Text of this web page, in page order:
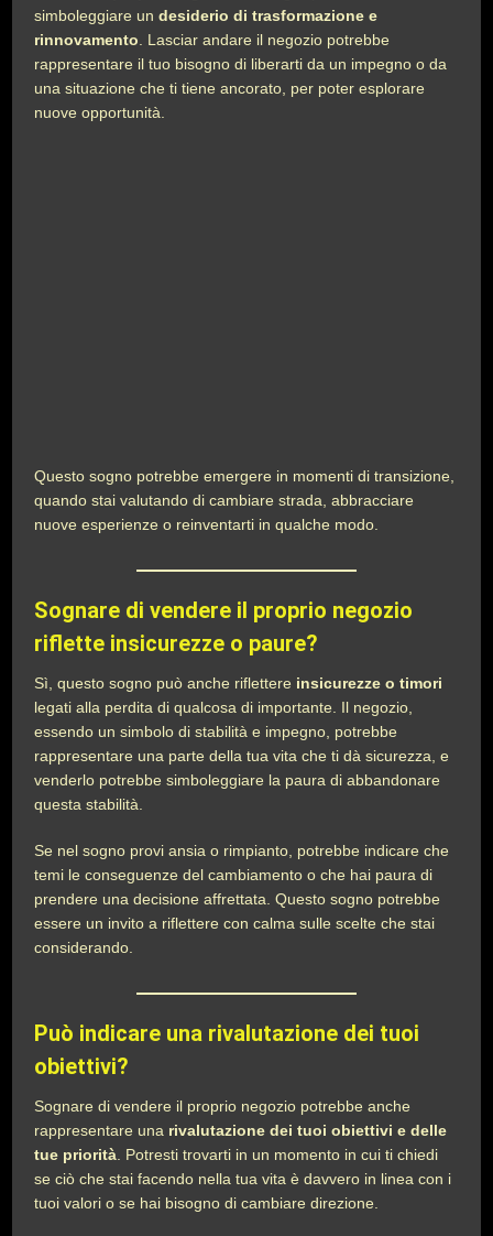
simboleggiare undesiderio di trasformazione e
rinnovamento . Lasciar andare il negozio potrebbe
rappresentare il tuo bisogno di liberarti da un impegno o da
una situazione che ti tiene ancorato, per poter esplorare
nuove opportunità.
Questo sogno potrebbe emergere in momenti di transizione,
quando stai valutando di cambiare strada, abbracciare
nuove esperienze o reinventarti in qualche modo.
Sognare di vendere il proprio negozio
riflette insicurezze o paure?
Sì, questo sogno può anche riflettere insicurezze o timori
legati alla perdita di qualcosa di importante. Il negozio,
essendo un simbolo di stabilità e impegno, potrebbe
rappresentare una parte della tua vita che ti dà sicurezza, e
venderlo potrebbe simboleggiare la paura di abbandonare
questa stabilità.
Se nel sogno provi ansia o rimpianto, potrebbe indicare che
temi le conseguenze del cambiamento o che hai paura di
prendere una decisione affrettata. Questo sogno potrebbe
essere un invito a riflettere con calma sulle scelte che stai
considerando.
Può indicare una rivalutazione dei tuoi
obiettivi?
Sognare di vendere il proprio negozio potrebbe anche
rappresentare una rivalutazione dei tuoi obiettivi e delle
tue priorità . Potresti trovarti in un momento in cui ti chiedi
se ciò che stai facendo nella tua vita è davvero in linea con i
tuoi valori o se hai bisogno di cambiare direzione.